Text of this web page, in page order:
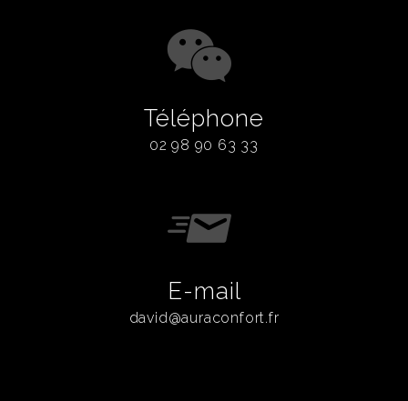
Téléphone
02 98 90 63 33
E-mail
david@auraconfort.fr